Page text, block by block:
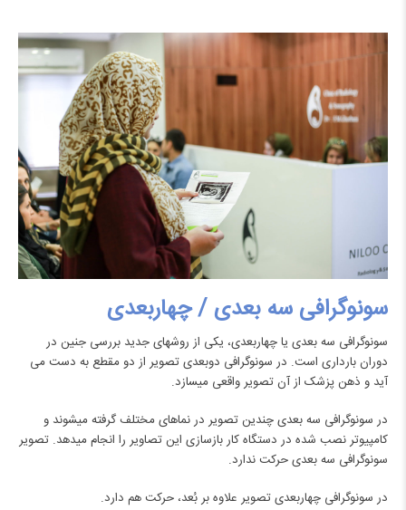
سونوگرافی سه بعدی / چهاربعدی
سونوگرافی سه بعدی یا چهاربعدی، یکی از روش‎های جدید بررسی جنین در
دوران بارداری است. در سونوگرافی دوبعدی تصویر از دو مقطع به دست می
آید و ذهن پزشک از آن تصویر واقعی می‎سازد.
در سونوگرافی سه بعدی چندین تصویر در نماهای مختلف گرفته می‎شوند و
کامپیوتر نصب شده در دستگاه کار بازسازی این تصاویر را انجام می‎دهد. تصویر
سونوگرافی سه بعدی حرکت ندارد.
در سونوگرافی چهاربعدی تصویر علاوه بر بُعد، حرکت هم دارد.